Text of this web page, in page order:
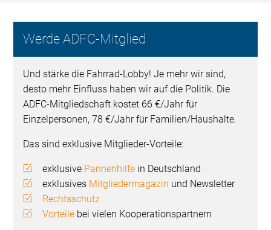
Werde ADFC-Mitglied
Und stärke die Fahrrad-Lobby! Je mehr wir sind,
desto mehr Einfluss haben wir auf die Politik. Die
ADFC-Mitgliedschaft kostet 66 €/Jahr für
Einzelpersonen, 78 €/Jahr für Familien/Haushalte.
Das sind exklusive Mitglieder-Vorteile:
exklusive Pannenhilfe in Deutschland
exklusives Mitgliedermagazin und Newsletter
Rechtsschutz
Vorteile bei vielen Kooperationspartnern